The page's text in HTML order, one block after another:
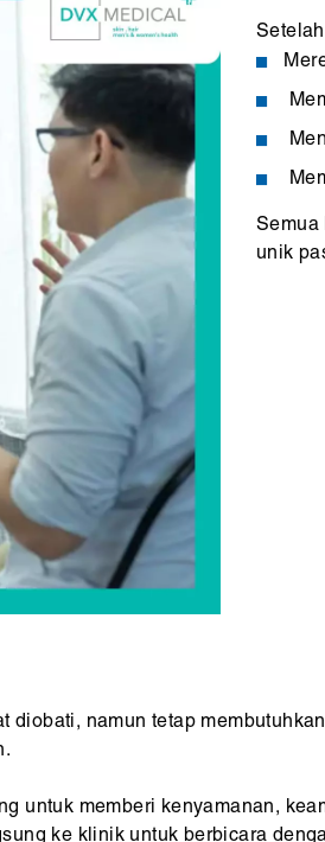
Semua
unik
diobati, namun tetap
untuk memberi kenyamanan,
ke klinik untuk berbicara